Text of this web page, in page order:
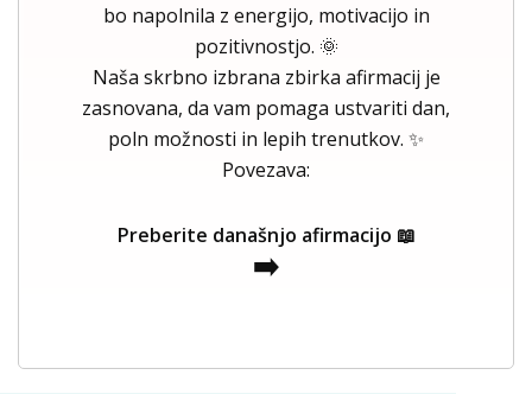
bo napolnila z energijo, motivacijo in
pozitivnostjo. 🌞
Naša skrbno izbrana zbirka afirmacij je
zasnovana, da vam pomaga ustvariti dan,
poln možnosti in lepih trenutkov. ✨
Povezava:
Preberite današnjo afirmacijo 📖
➡️